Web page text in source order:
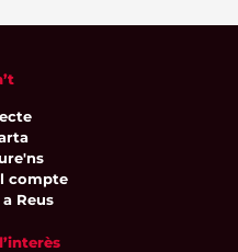
compte
Reus